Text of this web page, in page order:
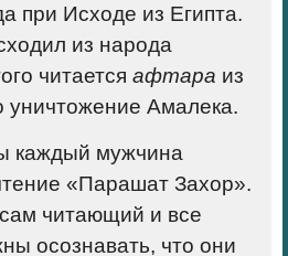
при Исходе из Египта.
из народа
читается афтара из
уничтожение Амалека.
каждый мужчина
«Парашат Захор».
читающий и все
осознавать, что они